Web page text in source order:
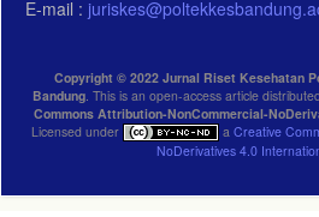
E-mail :
Copyright © 2022 Jurnal Riset Kesehatan
Bandung. This is an open-access article
Commons Attribution-NonCommercial-
Licensed under
a Creative
NoDerivatives 4.0